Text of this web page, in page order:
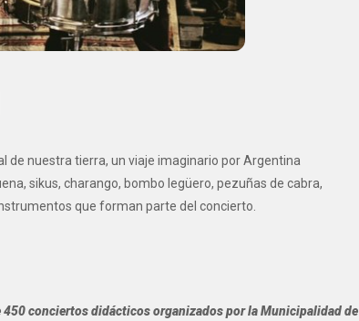
de nuestra tierra, un viaje imaginario por Argentina
sikus, charango, bombo legüero, pezuñas de cabra,
que forman parte del concierto.
450 conciertos didácticos organizados por la Municipalidad de